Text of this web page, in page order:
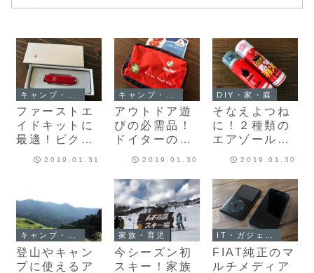
ファーストエ
イドキットに
最適！ビクト
2019.01.31
アウトドア遊
びの必需品！
ドイターの専
ドキットを作
りました♪
2019.01.30
DIY・家・庭
そなえよつね
に！２種類の
エアゾール式
2019.01.30
登山やキャン
プに使えるア
家族・育児
今シーズン初
スキー！家族
FIAT純正のマ
ルチメディア